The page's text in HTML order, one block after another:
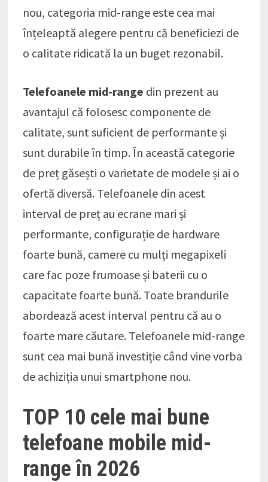
nou, categoria mid-range este cea mai
înțeleaptă alegere pentru că beneficiezi de
o calitate ridicată la un buget rezonabil.
Telefoanele mid-range din prezent au
avantajul că folosesc componente de
calitate, sunt suficient de performante și
sunt durabile în timp. În această categorie
de preț găsești o varietate de modele și ai o
ofertă diversă. Telefoanele din acest
interval de preț au ecrane mari și
performante, configurație de hardware
foarte bună, camere cu mulți megapixeli
care fac poze frumoase și baterii cu o
capacitate foarte bună. Toate brandurile
abordează acest interval pentru că au o
foarte mare căutare. Telefoanele mid-range
sunt cea mai bună investiție când vine vorba
de achiziția unui smartphone nou.
TOP 10 cele mai bune
telefoane mobile mid-
range în 2026